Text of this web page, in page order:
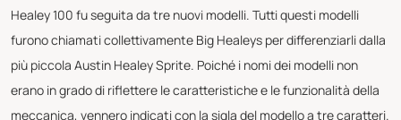
Healey 100 fu seguita da tre nuovi modelli. Tutti questi modelli
furono chiamati collettivamente Big Healeys per differenziarli dalla
più piccola Austin Healey Sprite. Poiché i nomi dei modelli non
erano in grado di riflettere le caratteristiche e le funzionalità della
meccanica, vennero indicati con la sigla del modello a tre caratteri.